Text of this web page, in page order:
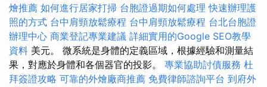
燴推薦 如何進行居家打掃 台胞證過期如何處理 快速辦理護
照的方式 台中肩頸放鬆療程 台中肩頸放鬆療程 台北台胞證
辦理中心 商業登記專業建議 詳細實用的Google SEO教學
資料 美元。 微系統是身體的定義區域，根據經驗和測量結
果，對應於身體和各個器官的投影。 專業協助討債服務 杜
拜簽證攻略 可靠的外燴廠商推薦 免費律師諮詢平台 到府外